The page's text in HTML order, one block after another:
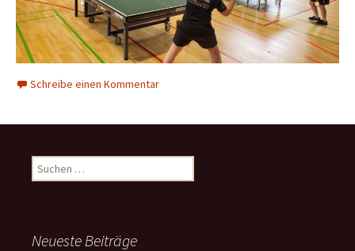
Schreibe einen Kommentar
Suchen
nach:
Neueste Beiträge